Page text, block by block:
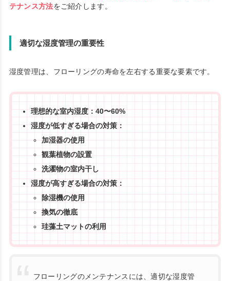
テナンス方法をご紹介します。
適切な湿度管理の重要性
湿度管理は、フローリングの寿命を左右する重要な要素です。
理想的な室内湿度：40〜60%
湿度が低すぎる場合の対策：
加湿器の使用
観葉植物の設置
洗濯物の室内干し
湿度が高すぎる場合の対策：
除湿機の使用
換気の徹底
珪藻土マットの利用
フローリングのメンテナンスには、適切な湿度管